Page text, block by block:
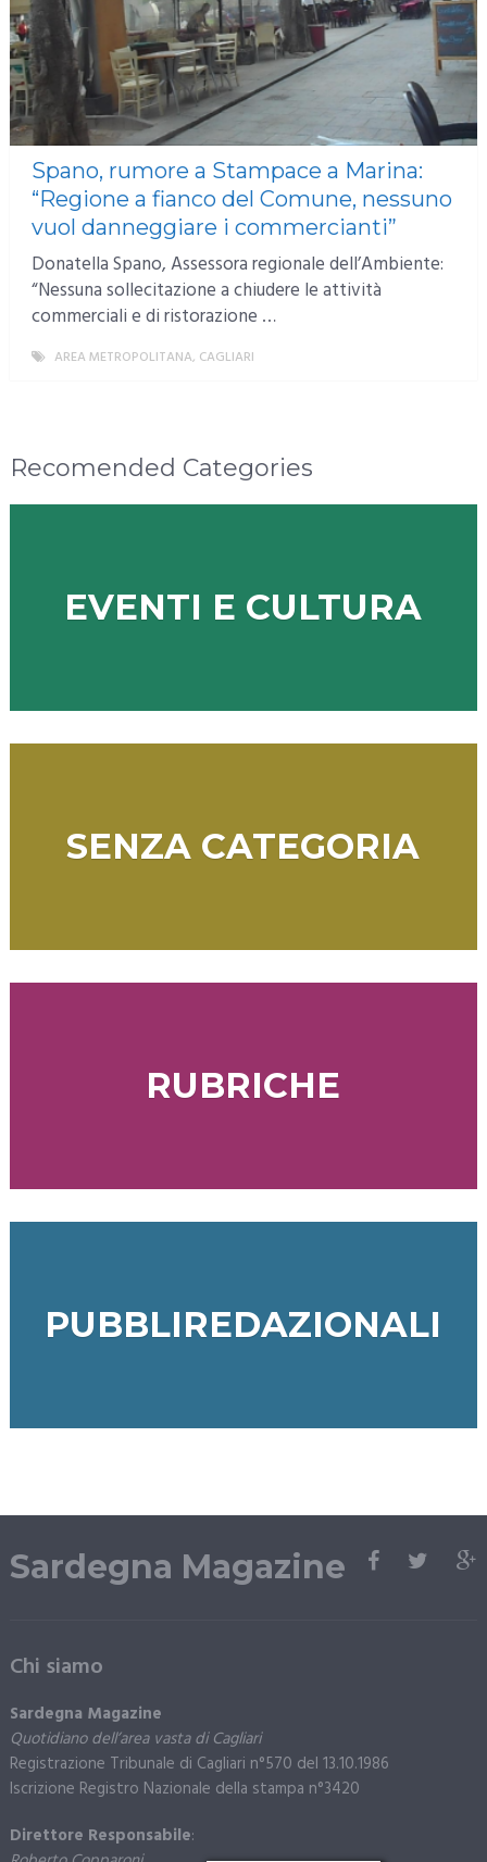
Spano, rumore a Stampace a Marina:
“Regione a fianco del Comune, nessuno
vuol danneggiare i commercianti”
Donatella Spano, Assessora regionale dell’Ambiente:
“Nessuna sollecitazione a chiudere le attività
commerciali e di ristorazione …
AREA METROPOLITANA, CAGLIARI
Recomended Categories
EVENTI E CULTURA
SENZA CATEGORIA
RUBRICHE
PUBBLIREDAZIONALI
Sardegna Magazine
Chi siamo
Sardegna Magazine
Quotidiano dell’area vasta di Cagliari
Registrazione Tribunale di Cagliari n°570 del 13.10.1986
Iscrizione Registro Nazionale della stampa n°3420
Direttore Responsabile: